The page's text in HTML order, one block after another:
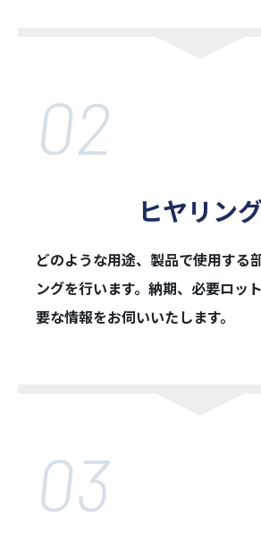
ヒヤリン
どのような用途、製品で使用する
ングを行います。納期、必要ロッ
要な情報をお伺いいたします。
02
03